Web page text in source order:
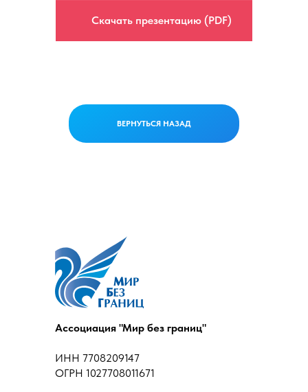
Скачать презентацию (PDF)
ВЕРНУТЬСЯ НАЗАД
Ассоциация "Мир без границ"
ИНН 7708209147
ОГРН 1027708011671